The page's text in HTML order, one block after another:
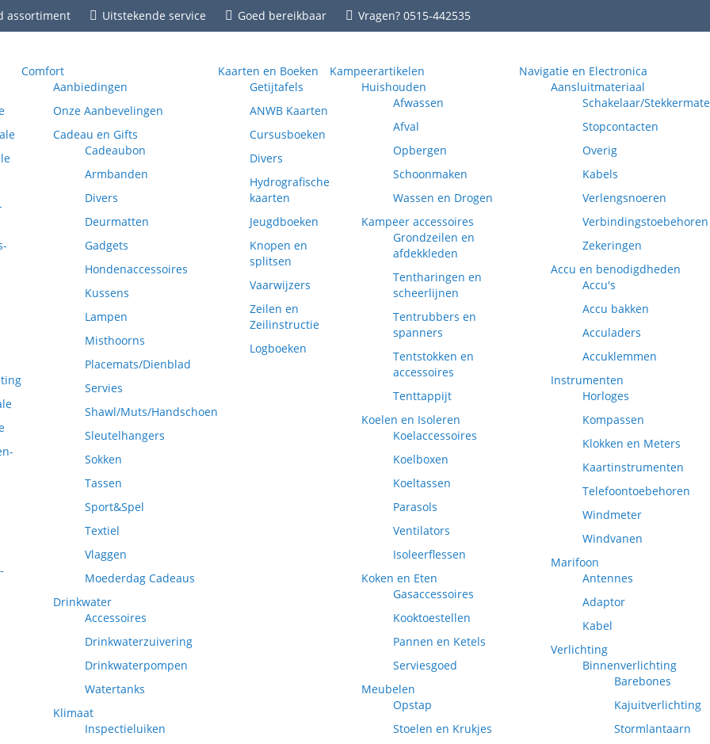
assortiment Uitstekende service Goed bereikbaar Vragen? 0515-442535
Comfort
Aanbiedingen
Onze Aanbevelingen
Cadeau en Gifts
Cadeaubon
Armbanden
Divers
Deurmatten
Gadgets
Hondenaccessoires
Kussens
Lampen
Misthoorns
Placemats/Dienblad
Servies
Shawl/Muts/Handschoen
Sleutelhangers
Sokken
Tassen
Sport&Spel
Textiel
Vlaggen
Moederdag Cadeaus
Drinkwater
Accessoires
Drinkwaterzuivering
Drinkwaterpompen
Watertanks
Klimaat
Inspectieluiken
Kaarten en Boeken
Getijtafels
ANWB Kaarten
Cursusboeken
Divers
Hydrografische
kaarten
Jeugdboeken
Knopen en
splitsen
Vaarwijzers
Zeilen en
Zeilinstructie
Logboeken
Kampeerartikelen
Huishouden
Afwassen
Afval
Opbergen
Schoonmaken
Wassen en Drogen
Kampeer accessoires
Grondzeilen en
afdekkleden
Tentharingen en
scheerlijnen
Tentrubbers en
spanners
Tentstokken en
accessoires
Tenttappijt
Koelen en Isoleren
Koelaccessoires
Koelboxen
Koeltassen
Parasols
Ventilators
Isoleerflessen
Koken en Eten
Gasaccessoires
Kooktoestellen
Pannen en Ketels
Serviesgoed
Meubelen
Opstap
Stoelen en Krukjes
Navigatie en Electronica
Aansluitmateriaal
Schakelaar/
Stopcontacten
Overig
Kabels
Verlengsnoeren
Verbindingstoebehoren
Zekeringen
Accu en benodigdheden
Accu's
Accu bakken
Acculaders
Accuklemmen
Instrumenten
Horloges
Kompassen
Klokken en Meters
Kaartinstrumenten
Telefoontoebehoren
Windmeter
Windvanen
Marifoon
Antennes
Adaptor
Kabel
Verlichting
Binnenverlichting
Barebones
Kajuitverlichting
Stormlantaarn